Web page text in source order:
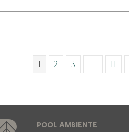
1 2 3 … 11
POOL AMBIENTE